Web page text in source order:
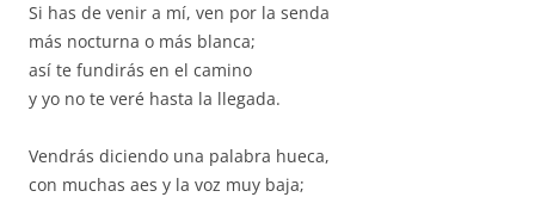
Si has de venir a mí, ven por la senda
más nocturna o más blanca;
así te fundirás en el camino
y yo no te veré hasta la llegada.
Vendrás diciendo una palabra hueca,
con muchas aes y la voz muy baja;